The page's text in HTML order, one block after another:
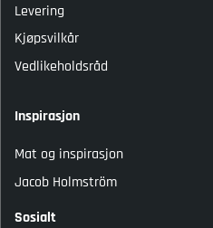
Levering
Kjøpsvilkår
Vedlikeholdsråd
Inspirasjon
Mat og inspirasjon
Jacob Holmström
Sosialt